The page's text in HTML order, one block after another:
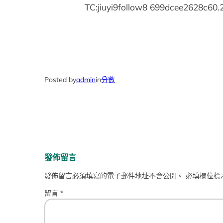
TC:jiuyi9follow8
Posted byadminin分數
發佈留言
發佈留言必須填寫的電子郵件地址不會公開。 必填欄位標
留言 *